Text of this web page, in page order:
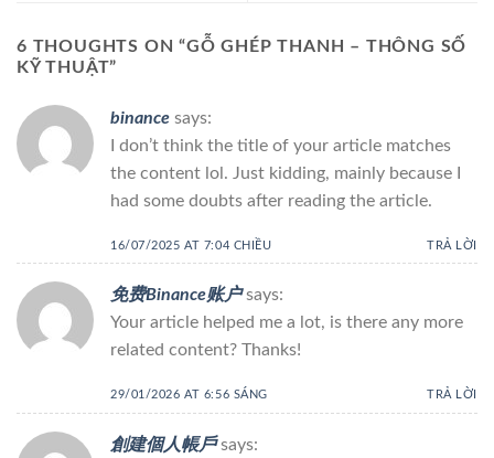
6 THOUGHTS ON “GỖ GHÉP THANH – THÔNG SỐ
KỸ THUẬT”
binance says:
I don’t think the title of your article matches
the content lol. Just kidding, mainly because I
had some doubts after reading the article.
16/07/2025 AT 7:04 CHIỀU TRẢ LỜI
免费Binance账户 says:
Your article helped me a lot, is there any more
related content? Thanks!
29/01/2026 AT 6:56 SÁNG TRẢ LỜI
創建個人帳戶 says: